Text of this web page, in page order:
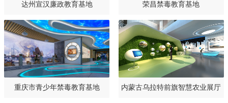
达州宣汉廉政教育基地 荣昌禁毒教育基地
重庆市青少年禁毒教育基地 内蒙古乌拉特前旗智慧农业展厅